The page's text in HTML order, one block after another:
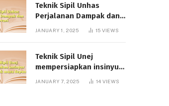
Teknik Sipil Unhas
Perjalanan Dampak dan
JANUARY 1, 2025 15 VIEWS
Teknik Sipil Unej
mempersiapkan insinyur
inovatif untuk masa
JANUARY 7, 2025 14 VIEWS